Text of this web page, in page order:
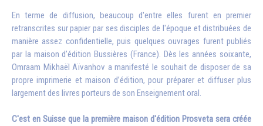
En terme de diffusion, beaucoup d'entre elles furent en premier
retranscrites sur papier par ses disciples de l'époque et distribuées de
manière assez confidentielle, puis quelques ouvrages furent publiés
par la maison d’édition Bussières (France). Dès les années soixante,
Omraam Mikhaël Aïvanhov a manifesté le souhait de disposer de sa
propre imprimerie et maison d’édition, pour préparer et diffuser plus
largement des livres porteurs de son Enseignement oral.
C'est en Suisse que la première maison d'édition Prosveta sera créée